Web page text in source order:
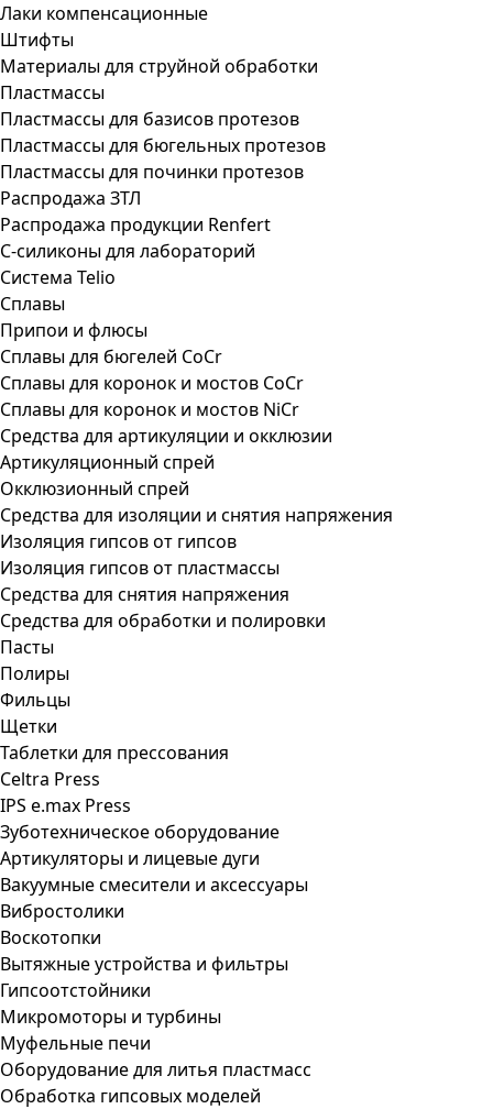
Лаки компенсационные
Штифты
Материалы для струйной обработки
Пластмассы
Пластмассы для базисов протезов
Пластмассы для бюгельных протезов
Пластмассы для починки протезов
Распродажа ЗТЛ
Распродажа продукции Renfert
С-силиконы для лабораторий
Система Telio
Сплавы
Припои и флюсы
Сплавы для бюгелей CoCr
Сплавы для коронок и мостов CoCr
Сплавы для коронок и мостов NiCr
Средства для артикуляции и окклюзии
Артикуляционный спрей
Окклюзионный спрей
Средства для изоляции и снятия напряжения
Изоляция гипсов от гипсов
Изоляция гипсов от пластмассы
Средства для снятия напряжения
Средства для обработки и полировки
Пасты
Полиры
Фильцы
Щетки
Таблетки для прессования
Celtra Press
IPS e.max Press
Зуботехническое оборудование
Артикуляторы и лицевые дуги
Вакуумные смесители и аксессуары
Вибростолики
Воскотопки
Вытяжные устройства и фильтры
Гипсоотстойники
Микромоторы и турбины
Муфельные печи
Оборудование для литья пластмасс
Обработка гипсовых моделей